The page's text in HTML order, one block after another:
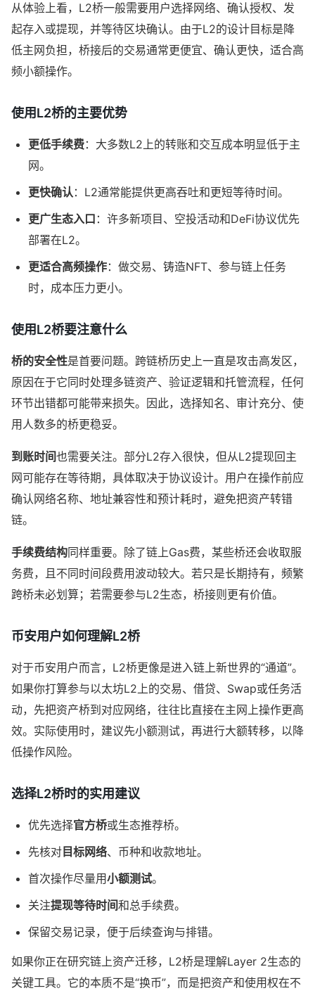
从体验上看，L2桥一般需要用户选择网络、确认授权、发
起存入或提现，并等待区块确认。由于L2的设计目标是降
低主网负担，桥接后的交易通常更便宜、确认更快，适合高
频小额操作。
使用L2桥的主要优势
更低手续费：大多数L2上的转账和交互成本明显低于主
网。
更快确认：L2通常能提供更高吞吐和更短等待时间。
更广生态入口 ：许多新项目、空投活动和DeFi协议优先
部署在L2。
更适合高频操作：做交易、铸造NFT、参与链上任务
时，成本压力更小。
使用L2桥要注意什么
桥的安全性是首要问题。跨链桥历史上一直是攻击高发区，
原因在于它同时处理多链资产、验证逻辑和托管流程，任何
环节出错都可能带来损失。因此，选择知名、审计充分、使
用人数多的桥更稳妥。
到账时间也需要关注。部分L2存入很快，但从L2提现回主
网可能存在等待期，具体取决于协议设计。用户在操作前应
确认网络名称、地址兼容性和预计耗时，避免把资产转错
链。
手续费结构同样重要。除了链上Gas费，某些桥还会收取服
务费，且不同时间段费用波动较大。若只是长期持有，频繁
跨桥未必划算；若需要参与L2生态，桥接则更有价值。
币安用户如何理解L2桥
对于币安用户而言，L2桥更像是进入链上新世界的“通道”。
如果你打算参与以太坊L2上的交易、借贷、Swap或任务活
动，先把资产桥到对应网络，往往比直接在主网上操作更高
效。实际使用时，建议先小额测试，再进行大额转移，以降
低操作风险。
选择L2桥时的实用建议
优先选择官方桥或生态推荐桥。
先核对 目标网络、币种和收款地址。
首次操作尽量用小额测试。
关注提现等待时间和总手续费。
保留交易记录，便于后续查询与排错。
如果你正在研究链上资产迁移，L2桥是理解Layer 2生态的
关键工具。它的本质不是“换币”，而是把资产和使用权在不